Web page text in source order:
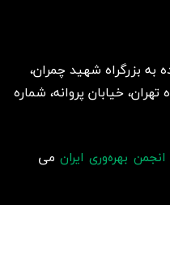
به بزرگراه شهید چمران،
خیابان پروانه، شماره
انجمن بهره‌وری ایران می